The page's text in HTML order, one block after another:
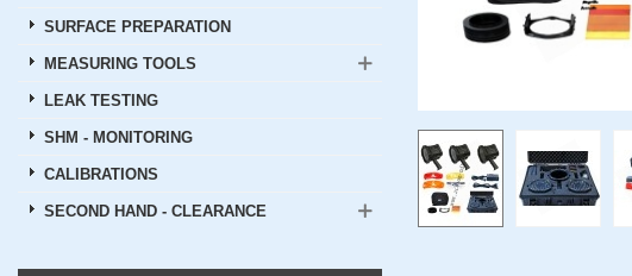
SURFACE PREPARATION
MEASURING TOOLS
LEAK TESTING
SHM - MONITORING
CALIBRATIONS
SECOND HAND - CLEARANCE